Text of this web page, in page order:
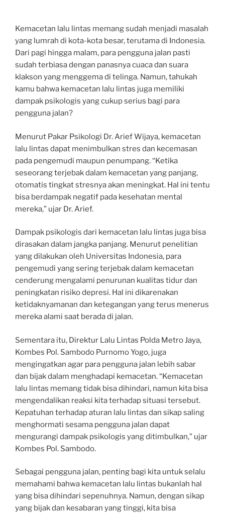
Kemacetan lalu lintas memang sudah menjadi masalah
yang lumrah di kota-kota besar, terutama di Indonesia.
Dari pagi hingga malam, para pengguna jalan pasti
sudah terbiasa dengan panasnya cuaca dan suara
klakson yang menggema di telinga. Namun, tahukah
kamu bahwa kemacetan lalu lintas juga memiliki
dampak psikologis yang cukup serius bagi para
pengguna jalan?
Menurut Pakar Psikologi Dr. Arief Wijaya, kemacetan
lalu lintas dapat menimbulkan stres dan kecemasan
pada pengemudi maupun penumpang. “Ketika
seseorang terjebak dalam kemacetan yang panjang,
otomatis tingkat stresnya akan meningkat. Hal ini tentu
bisa berdampak negatif pada kesehatan mental
mereka,” ujar Dr. Arief.
Dampak psikologis dari kemacetan lalu lintas juga bisa
dirasakan dalam jangka panjang. Menurut penelitian
yang dilakukan oleh Universitas Indonesia, para
pengemudi yang sering terjebak dalam kemacetan
cenderung mengalami penurunan kualitas tidur dan
peningkatan risiko depresi. Hal ini dikarenakan
ketidaknyamanan dan ketegangan yang terus menerus
mereka alami saat berada di jalan.
Sementara itu, Direktur Lalu Lintas Polda Metro Jaya,
Kombes Pol. Sambodo Purnomo Yogo, juga
mengingatkan agar para pengguna jalan lebih sabar
dan bijak dalam menghadapi kemacetan. “Kemacetan
lalu lintas memang tidak bisa dihindari, namun kita bisa
mengendalikan reaksi kita terhadap situasi tersebut.
Kepatuhan terhadap aturan lalu lintas dan sikap saling
menghormati sesama pengguna jalan dapat
mengurangi dampak psikologis yang ditimbulkan,” ujar
Kombes Pol. Sambodo.
Sebagai pengguna jalan, penting bagi kita untuk selalu
memahami bahwa kemacetan lalu lintas bukanlah hal
yang bisa dihindari sepenuhnya. Namun, dengan sikap
yang bijak dan kesabaran yang tinggi, kita bisa